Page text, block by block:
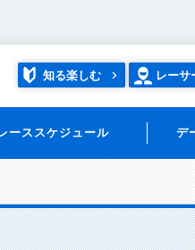
知る楽しむ レーサ
ーススケジュール デ